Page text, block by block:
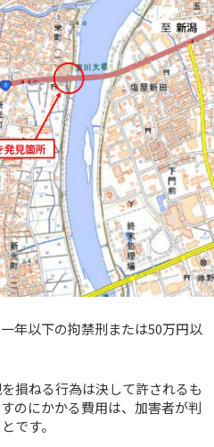
年以下の拘禁刑または50万円以
損ねる行為は決して許されるも
のにかかる費用は、加害者が判
です。